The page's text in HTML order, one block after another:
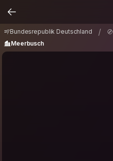
Bundesrepublik Deutschland /
Meerbusch